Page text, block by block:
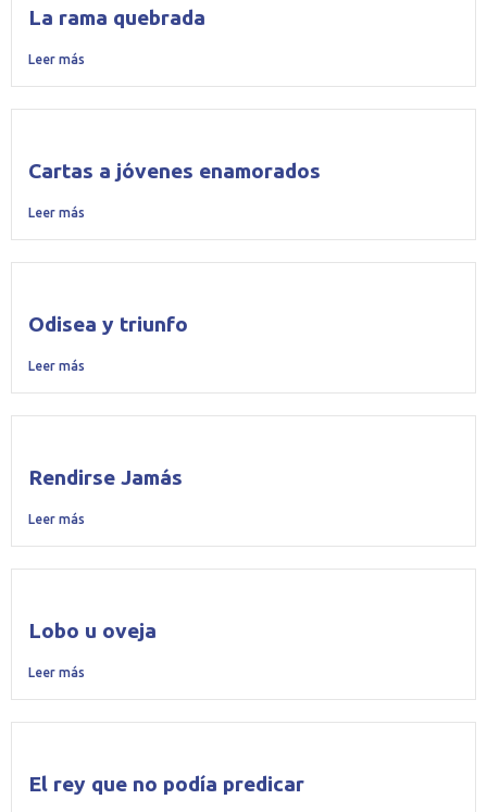
La rama quebrada
Leer más
Cartas a jóvenes enamorados
Leer más
Odisea y triunfo
Leer más
Rendirse Jamás
Leer más
Lobo u oveja
Leer más
El rey que no podía predicar